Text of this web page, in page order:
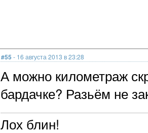
#55 - 16 августа 2013 в 23:28
А можно километраж
бардачке? Разьём не
Лох блин!